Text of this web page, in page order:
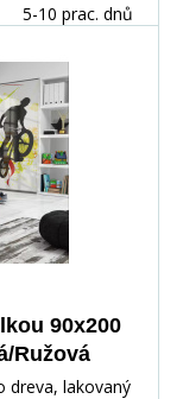
5-10 prac. dnů
90x200
Ružová
dreva, lakovaný